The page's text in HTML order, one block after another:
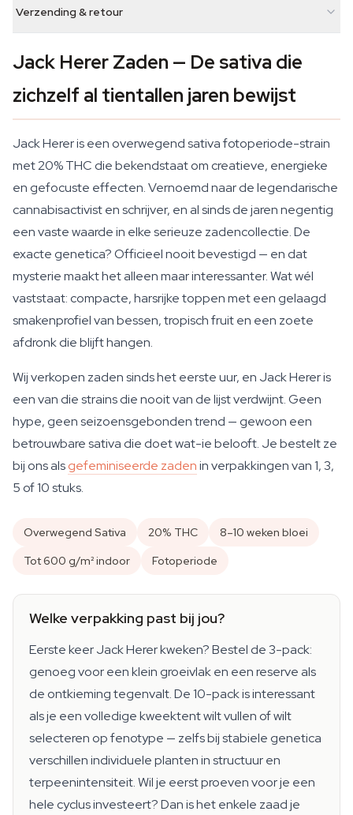
Verzending & retour
Jack Herer Zaden — De sativa die
zichzelf al tientallen jaren bewijst
Jack Herer is een overwegend sativa fotoperiode-strain
met 20% THC die bekendstaat om creatieve, energieke
en gefocuste effecten. Vernoemd naar de legendarische
cannabisactivist en schrijver, en al sinds de jaren negentig
een vaste waarde in elke serieuze zadencollectie. De
exacte genetica? Officieel nooit bevestigd — en dat
mysterie maakt het alleen maar interessanter. Wat wél
vaststaat: compacte, harsrijke toppen met een gelaagd
smakenprofiel van bessen, tropisch fruit en een zoete
afdronk die blijft hangen.
Wij verkopen zaden sinds het eerste uur, en Jack Herer is
een van die strains die nooit van de lijst verdwijnt. Geen
hype, geen seizoensgebonden trend — gewoon een
betrouwbare sativa die doet wat-ie belooft. Je bestelt ze
bij ons alsgefeminiseerde zadenin verpakkingen van 1, 3,
5 of 10 stuks.
Overwegend Sativa 20% THC
8–10 weken bloei
Tot 600 g/m² indoor
Fotoperiode
Welke verpakking past bij jou?
Eerste keer Jack Herer kweken? Bestel de 3-pack:
genoeg voor een klein groeivlak en een reserve als
de ontkieming tegenvalt. De 10-pack is interessant
als je een volledige kweektent wilt vullen of wilt
selecteren op fenotype — zelfs bij stabiele genetica
verschillen individuele planten in structuur en
terpeenintensiteit. Wil je eerst proeven voor je een
hele cyclus investeert? Dan is het enkele zaad je